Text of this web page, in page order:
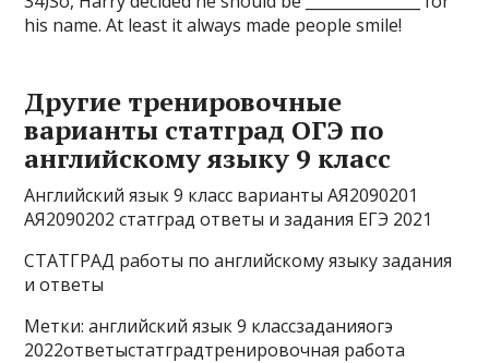
his name. At least it always made people smile!
Другие тренировочные
варианты статград ОГЭ по
английскому языку 9 класс
Английский язык 9 класс варианты АЯ2090201
АЯ2090202 статград ответы и задания ЕГЭ 2021
СТАТГРАД работы по английскому языку задания
и ответы
Метки: английский язык 9 классзаданияогэ
2022ответыстатградтренировочная работа